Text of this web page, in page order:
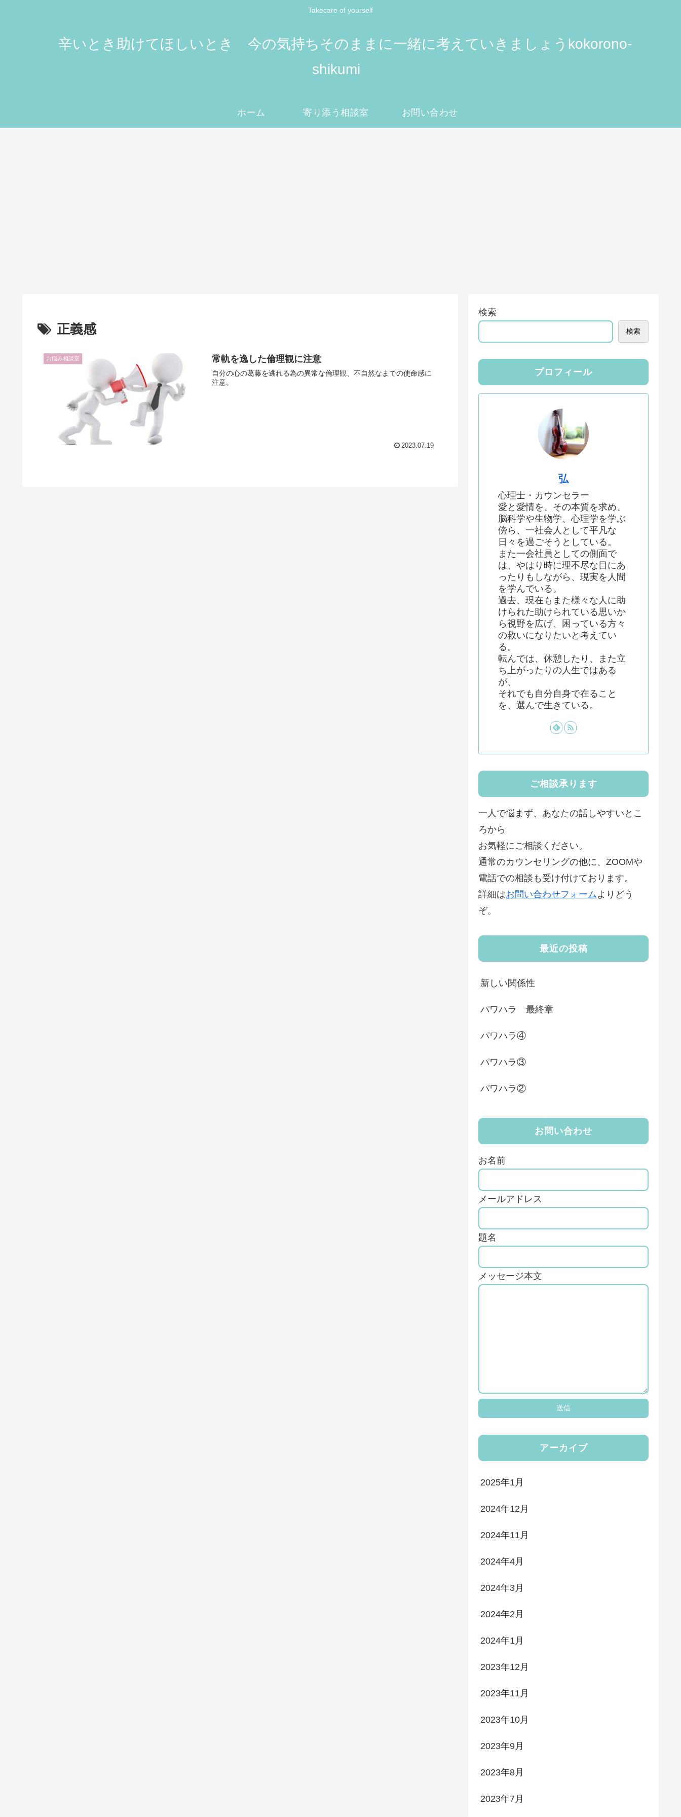
Takecare of yourself
辛いとき助けてほしいとき 今の気持ちそのままに一緒に考えていきましょうkokorono-
shikumi
ホーム 寄り添う相談室 お問い合わせ
正義感
お悩み相談室 常軌を逸した倫理観に注意
自分の心の葛藤を逃れる為の異常な倫理観、不自然なまでの使命感に
注意。
2023.07.19
検索
検索
プロフィール
弘
心理士・カウンセラー
愛と愛情を、その本質を求め、
脳科学や生物学、心理学を学ぶ
傍ら、一社会人として平凡な
日々を過ごそうとしている。
また一会社員としての側面で
は、やはり時に理不尽な目にあ
ったりもしながら、現実を人間
を学んでいる。
過去、現在もまた様々な人に助
けられた助けられている思いか
ら視野を広げ、困っている方々
の救いになりたいと考えてい
る。
転んでは、休憩したり、また立
ち上がったりの人生ではある
が、
それでも自分自身で在ること
を、選んで生きている。
ご相談承ります
一人で悩まず、あなたの話しやすいとこ
ろから
お気軽にご相談ください。
通常のカウンセリングの他に、ZOOMや
電話での相談も受け付けております。
詳細はお問い合わせフォームよりどう
ぞ。
最近の投稿
新しい関係性
パワハラ 最終章
パワハラ④
パワハラ③
パワハラ②
お問い合わせ
お名前
メールアドレス
題名
メッセージ本文
アーカイブ
2025年1月
2024年12月
2024年11月
2024年4月
2024年3月
2024年2月
2024年1月
2023年12月
2023年11月
2023年10月
2023年9月
2023年8月
2023年7月